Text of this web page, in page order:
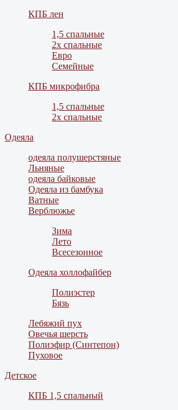
КПБ лен
1,5 спальные
2х спальные
Евро
Семейные
КПБ микрофибра
1,5 спальные
2х спальные
Одеяла
одеяла полушерстяные
Льняные
одеяла байковые
Одеяла из бамбука
Ватные
Верблюжье
Зима
Лето
Всесезонное
Одеяла холлофайбер
Полиэстер
Бязь
Лебяжий пух
Овечья шерсть
Полиэфир (Синтепон)
Пуховое
Детское
КПБ 1,5 спальный